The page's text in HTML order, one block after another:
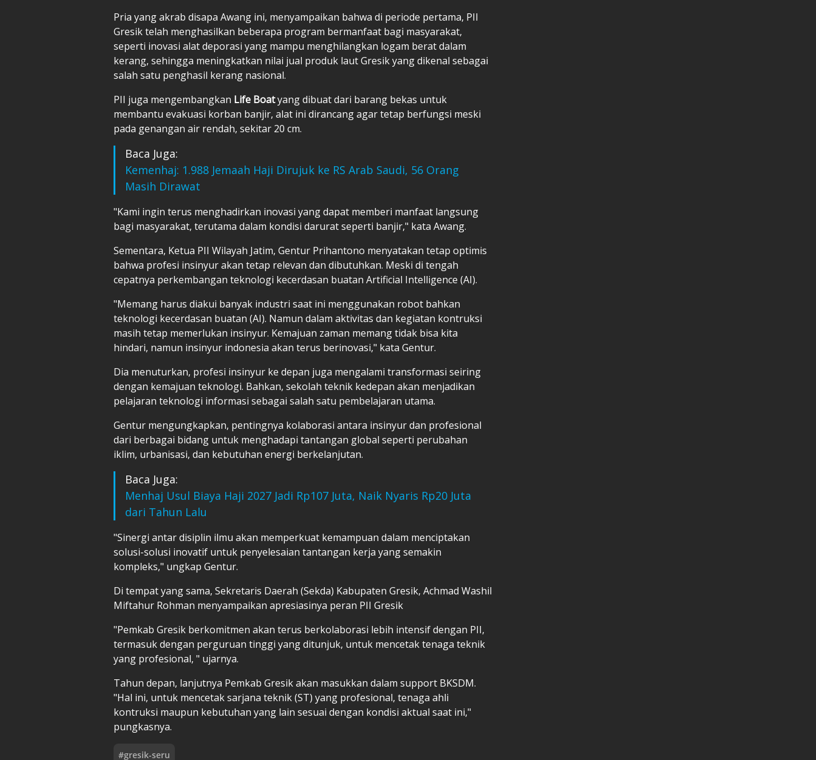
Pria yang akrab disapa Awang ini, menyampaikan bahwa di periode pertama, PII
Gresik telah menghasilkan beberapa program bermanfaat bagi masyarakat,
seperti inovasi alat deporasi yang mampu menghilangkan logam berat dalam
kerang, sehingga meningkatkan nilai jual produk laut Gresik yang dikenal sebagai
salah satu penghasil kerang nasional.
PII juga mengembangkan Life Boatyang dibuat dari barang bekas untuk
membantu evakuasi korban banjir, alat ini dirancang agar tetap berfungsi meski
pada genangan air rendah, sekitar 20 cm.
Baca Juga:
Kemenhaj: 1.988 Jemaah Haji Dirujuk ke RS Arab Saudi, 56 Orang
Masih Dirawat
"Kami ingin terus menghadirkan inovasi yang dapat memberi manfaat langsung
bagi masyarakat, terutama dalam kondisi darurat seperti banjir," kata Awang.
Sementara, Ketua PII Wilayah Jatim, Gentur Prihantono menyatakan tetap optimis
bahwa profesi insinyur akan tetap relevan dan dibutuhkan. Meski di tengah
cepatnya perkembangan teknologi kecerdasan buatan Artificial Intelligence (AI).
"Memang harus diakui banyak industri saat ini menggunakan robot bahkan
teknologi kecerdasan buatan (AI). Namun dalam aktivitas dan kegiatan kontruksi
masih tetap memerlukan insinyur. Kemajuan zaman memang tidak bisa kita
hindari, namun insinyur indonesia akan terus berinovasi," kata Gentur.
Dia menuturkan, profesi insinyur ke depan juga mengalami transformasi seiring
dengan kemajuan teknologi. Bahkan, sekolah teknik kedepan akan menjadikan
pelajaran teknologi informasi sebagai salah satu pembelajaran utama.
Gentur mengungkapkan, pentingnya kolaborasi antara insinyur dan profesional
dari berbagai bidang untuk menghadapi tantangan global seperti perubahan
iklim, urbanisasi, dan kebutuhan energi berkelanjutan.
Baca Juga:
Menhaj Usul Biaya Haji 2027 Jadi Rp107 Juta, Naik Nyaris Rp20 Juta
dari Tahun Lalu
"Sinergi antar disiplin ilmu akan memperkuat kemampuan dalam menciptakan
solusi-solusi inovatif untuk penyelesaian tantangan kerja yang semakin
kompleks," ungkap Gentur.
Di tempat yang sama, Sekretaris Daerah (Sekda) Kabupaten Gresik, Achmad Washil
Miftahur Rohman menyampaikan apresiasinya peran PII Gresik
"Pemkab Gresik berkomitmen akan terus berkolaborasi lebih intensif dengan PII,
termasuk dengan perguruan tinggi yang ditunjuk, untuk mencetak tenaga teknik
yang profesional, " ujarnya.
Tahun depan, lanjutnya Pemkab Gresik akan masukkan dalam support BKSDM.
"Hal ini, untuk mencetak sarjana teknik (ST) yang profesional, tenaga ahli
kontruksi maupun kebutuhan yang lain sesuai dengan kondisi aktual saat ini,"
pungkasnya.
#gresik-seru